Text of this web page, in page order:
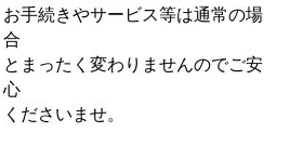
お手続きやサービス等は通常の場
合
とまったく変わりませんのでご安
心
くださいませ。